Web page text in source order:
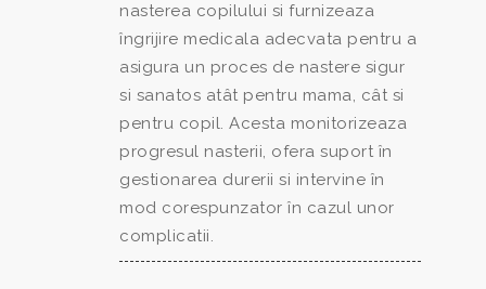
nasterea copilului si furnizeaza
îngrijire medicala adecvata pentru a
asigura un proces de nastere sigur
si sanatos atât pentru mama, cât si
pentru copil. Acesta monitorizeaza
progresul nasterii, ofera suport în
gestionarea durerii si intervine în
mod corespunzator în cazul unor
complicatii.